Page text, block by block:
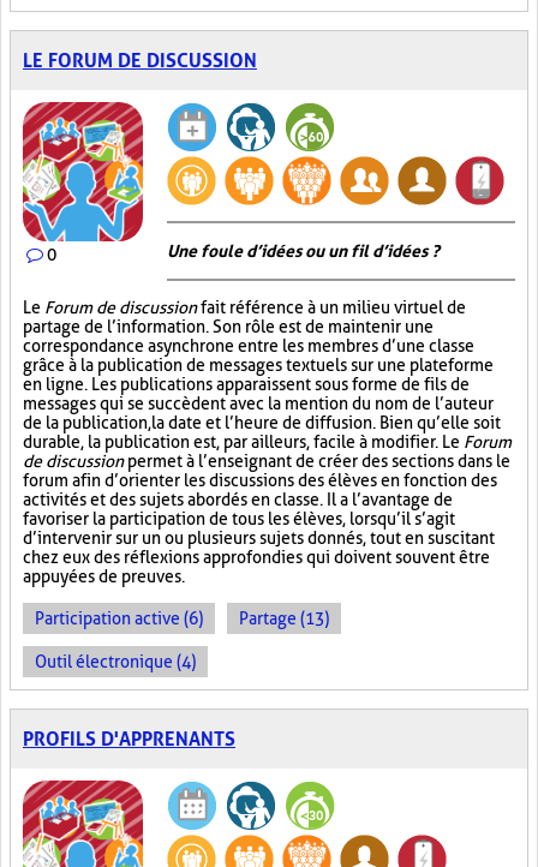
LE FORUM DE DISCUSSION
0 Une foule d’idées ou un fil d’idées ?
Le Forum de discussionfait référence à un milieu virtuel de
partage de l’information. Son rôle est de maintenir une
correspondance asynchrone entre les membres d’une classe
grâce à la publication de messages textuels sur une plateforme
en ligne. Les publications apparaissent sous forme de fils de
messages qui se succèdent avec la mention du nom de l’auteur
de la publication, la date et l’heure de diffusion. Bien qu’elle soit
durable, la publication est, par ailleurs, facile à modifier. Le Forum
de discussionpermet à l’enseignant de créer des sections dans le
forum afin d’orienter les discussions des élèves en fonction des
activités et des sujets abordés en classe. Il a l’avantage de
favoriser la participation de tous les élèves, lorsqu’il s’agit
d’intervenir sur un ou plusieurs sujets donnés, tout en suscitant
chez eux des réflexions approfondies qui doivent souvent être
appuyées de preuves.
Participation active (6) Partage (13)
Outil électronique (4)
PROFILS D'APPRENANTS